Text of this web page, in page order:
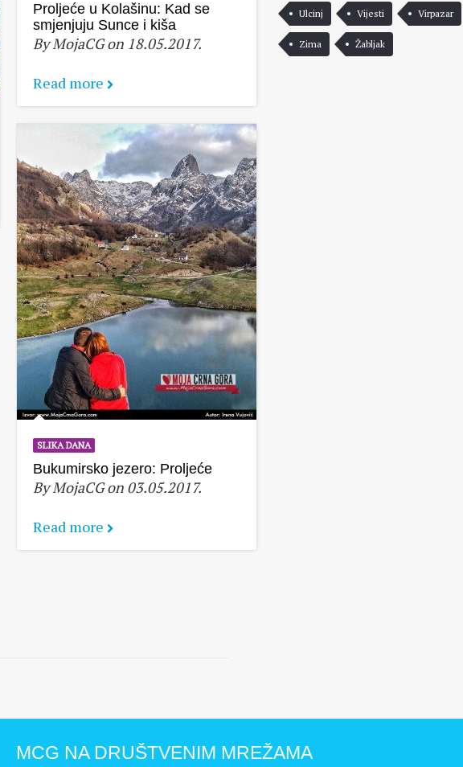
Proljeće u Kolašinu: Kad se
smjenjuju Sunce i kiša
By MojaCG on 18.05.2017.
Read more
SLIKA DANA
Bukumirsko jezero: Proljeće
By MojaCG on 03.05.2017.
Read more
Ulcinj Vijesti Virpazar
Zima Žabljak
MCG NA DRUŠTVENIM MREŽAMA